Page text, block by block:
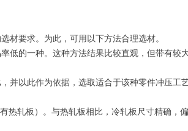
材要求。为此，可用以下方法合理选材。
低的一种。这种方法结果比较直观，但带有较
并以此作为依据，选取适合于该种零件冲压工
热轧板）。与热轧板相比，冷轧板尺寸精确，